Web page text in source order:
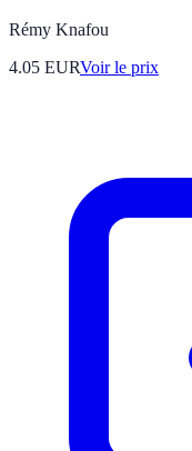
Rémy Knafou
4.05 EURVoir le prix